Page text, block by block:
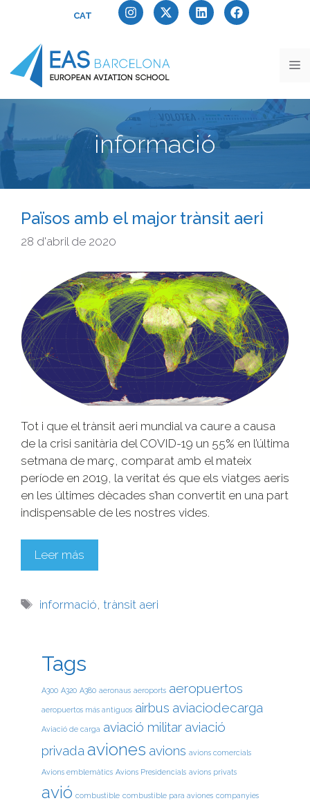
CAT
informació
Països amb el major trànsit aeri
28 d'abril de 2020
Tot i que el trànsit aeri mundial va caure a causa
de la crisi sanitària del COVID-19 un 55% en l’última
setmana de març, comparat amb el mateix
període en 2019, la veritat és que els viatges aeris
en les últimes dècades s’han convertit en una part
indispensable de les nostres vides.
Leer más
informació ,trànsit aeri
Tags
A300 A320 A380 aeronaus aeroports aeropuertos
aeropuertos más antiguos airbus aviaciodecarga
Aviació de carga aviació militar aviació
privada aviones avions avions comercials
Avions emblemàtics Avions Presidencials avions privats
avió combustible combustible para aviones companyies